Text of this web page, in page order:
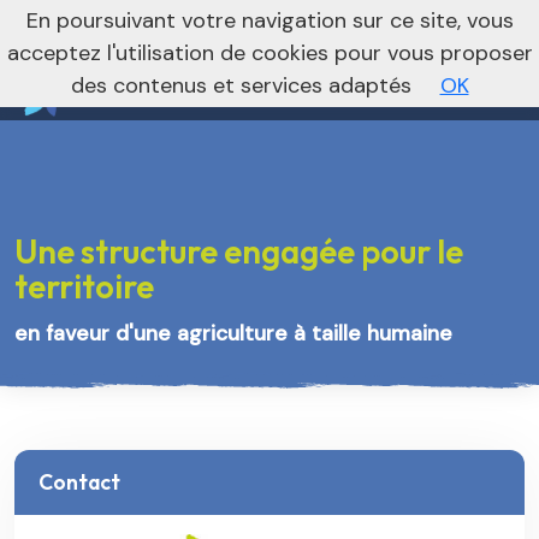
Vers le site régional Vers le site national
nivo_2026: 1
Une structure engagée pour le
territoire
en faveur d'une agriculture à taille humaine
Contact
En poursuivant votre navigation sur ce site, vous
acceptez l'utilisation de cookies pour vous proposer
des contenus et services adaptés
OK